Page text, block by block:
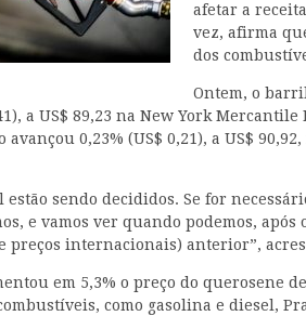
afetar a
vez, afirma
dos
Ontem, o
a US$ 89,23 na New York
0,23% (US$ 0,21), a US$
estão sendo decididos. Se for
e vamos ver quando podemos,
preços internacionais) anterior”,
em 5,3% o preço do querosene
como gasolina e diesel,